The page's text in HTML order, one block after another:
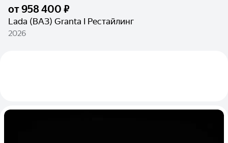
от958 400 ₽
Lada (ВАЗ) Granta I Рестайлинг
2026